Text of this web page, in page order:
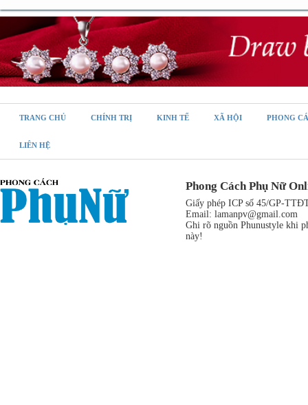
TRANG CHỦ CHÍNH TRỊ KINH TẾ XÃ HỘI PHONG
LIÊN HỆ
Phong Cách Phụ Nữ
Giấy phép ICP số 45/GP-
Email: lamanpv@gmail.com
Ghi rõ nguồn Phunustyle khi
này!